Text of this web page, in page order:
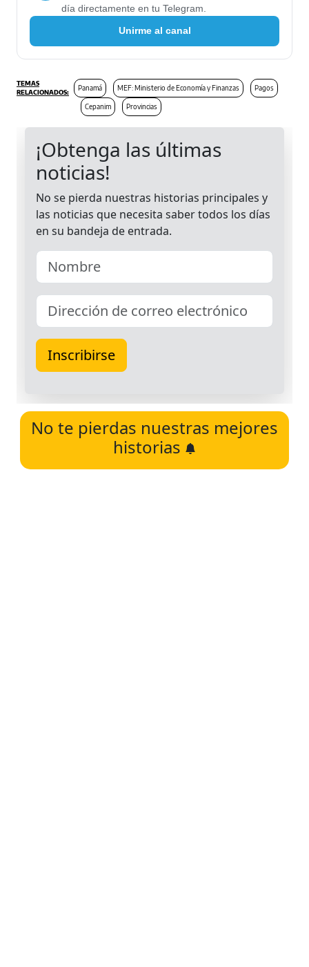
día directamente en tu Telegram.
Unirme al canal
Panamá MEF: Ministerio de Economía y Finanzas Pagos
Cepanim Provincias
No te pierdas nuestras mejores
historias